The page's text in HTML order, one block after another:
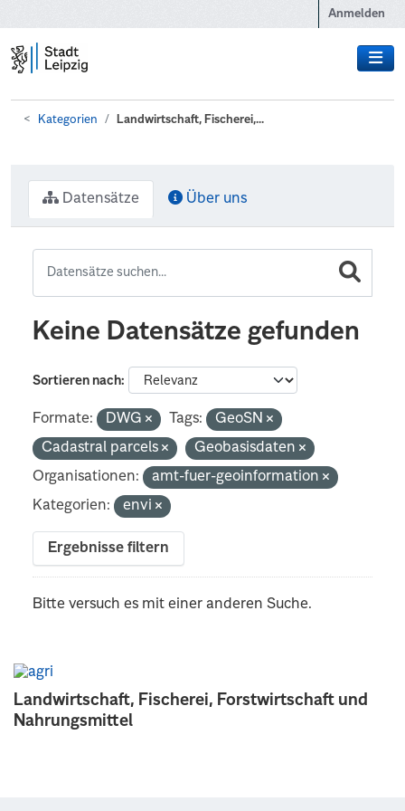
Anmelden
Kategorien Landwirtschaft, Fischerei,...
Landwirtschaft, Fischerei, Forstwirtschaft und
Nahrungsmittel
Datensätze Über uns
Keine Datensätze gefunden
Sortieren nach
Formate: DWG Tags:
GeoSN
Cadastral parcels
Geobasisdaten
Organisationen:
amt-fuer-geoinformation
Kategorien:
envi
Ergebnisse filtern
Bitte versuch es mit einer anderen Suche.